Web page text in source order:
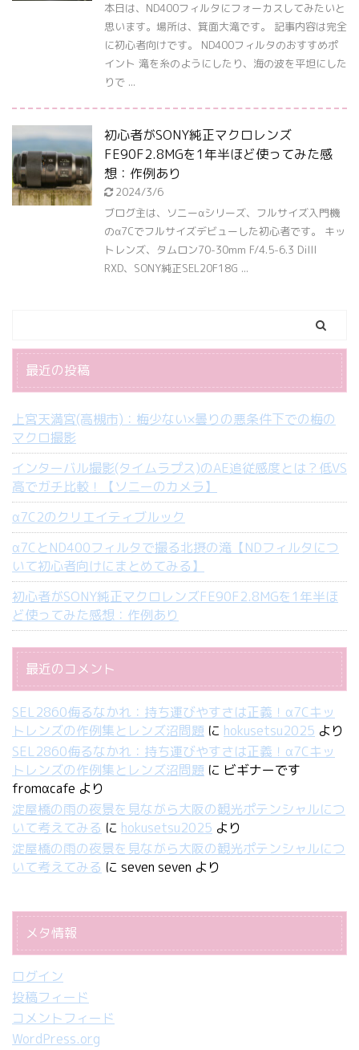
本日は、ND400フィルタにフォーカスしてみたいと
思います。場所は、箕面大滝です。 記事内容は完全
に初心者向けです。 ND400フィルタのおすすめポ
イント 滝を糸のようにしたり、海の波を平坦にした
りで ...
初心者がSONY純正マクロレンズ
FE90F2.8MGを1年半ほど使ってみた感
想：作例あり
2024/3/6
ブログ主は、ソニーαシリーズ、フルサイズ入門機
のα7Cでフルサイズデビューした初心者です。 キッ
トレンズ、タムロン70-30mm F/4.5-6.3 DiIII
RXD、SONY純正SEL20F18G ...
最近の投稿
上宮天満宮(高槻市)：梅少ない×曇りの悪条件下での梅の
マクロ撮影
インターバル撮影(タイムラプス)のAE追従感度とは？低VS
高でガチ比較！【ソニーのカメラ】
α7C2のクリエイティブルック
α7CとND400フィルタで撮る北摂の滝【NDフィルタにつ
いて初心者向けにまとめてみる】
初心者がSONY純正マクロレンズFE90F2.8MGを1年半ほ
ど使ってみた感想：作例あり
最近のコメント
SEL2860侮るなかれ：持ち運びやすさは正義！α7Cキッ
トレンズの作例集とレンズ沼問題 に hokusetsu2025 より
SEL2860侮るなかれ：持ち運びやすさは正義！α7Cキッ
トレンズの作例集とレンズ沼問題 に ビギナーです
fromαcafe より
淀屋橋の雨の夜景を見ながら大阪の観光ポテンシャルにつ
いて考えてみる に hokusetsu2025 より
淀屋橋の雨の夜景を見ながら大阪の観光ポテンシャルにつ
いて考えてみる に seven seven より
メタ情報
ログイン
投稿フィード
コメントフィード
WordPress.org